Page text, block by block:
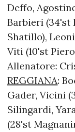
Deffo,
Barbieri (34'st
Shatillo),
Viti (10'st
Allenatore:
REGGIANA:
Gader, Vicini
Silingardi,
(28'st